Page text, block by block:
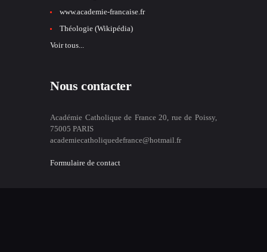
www.academie-francaise.fr
Théologie (Wikipédia)
Voir tous...
Nous contacter
Académie Catholique de France 20, rue de Poissy,
75005 PARIS
academiecatholiquedefrance@hotmail.fr
Formulaire de contact